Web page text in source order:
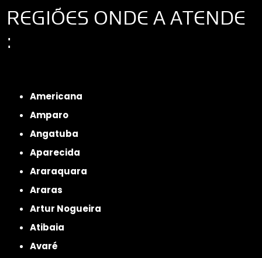
REGIÕES ONDE A ATENDE
:
Americana
Amparo
Angatuba
Aparecida
Araraquara
Araras
Artur Nogueira
Atibaia
Avaré